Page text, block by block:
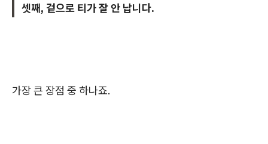
셋째, 겉으로 티가 잘 안 납니다.
가장 큰 장점 중 하나죠.